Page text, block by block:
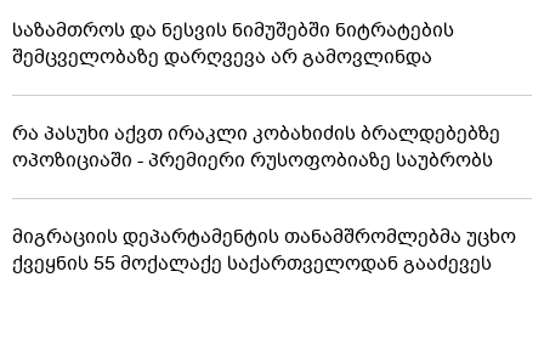
საზამთროს და ნესვის ნიმუშებში ნიტრატების
შემცველობაზე დარღვევა არ გამოვლინდა
რა პასუხი აქვთ ირაკლი კობახიძის ბრალდებებზე
ოპოზიციაში - პრემიერი რუსოფობიაზე საუბრობს
მიგრაციის დეპარტამენტის თანამშრომლებმა უცხო
ქვეყნის 55 მოქალაქე საქართველოდან გააძევეს